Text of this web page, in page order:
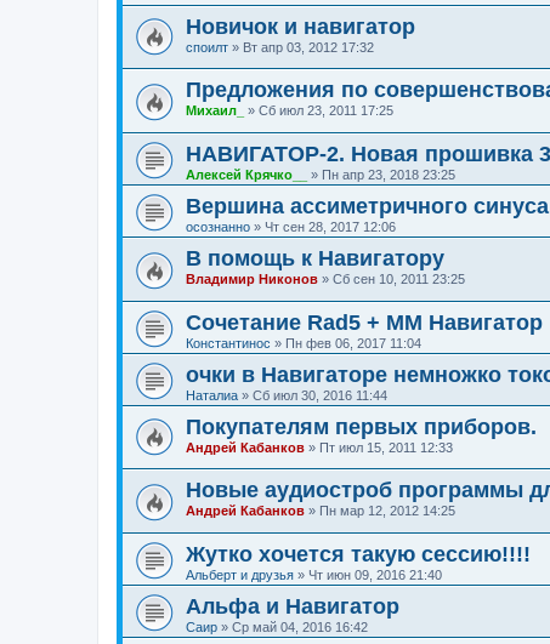
Новичок и навигатор
споилт » Вт апр 03, 2012 17:32
Предложения по
Михаил_ » Сб июл 23, 2011 17:25
НАВИГАТОР-2. Новая прошивка
Алексей Крячко__ » Пн апр 23, 2018 23:25
Вершина ассиметричного синуса
осознанно » Чт сен 28, 2017 12:06
В помощь к Навигатору
Владимир Никонов » Сб сен 10, 2011 23:25
Сочетание Rad5 + ММ Навигатор
Константинос » Пн фев 06, 2017 11:04
очки в Навигаторе немножко
Наталиа » Сб июл 30, 2016 11:44
Покупателям первых приборов.
Андрей Кабанков » Пт июл 15, 2011 12:33
Новые аудиостроб программы
Андрей Кабанков » Пн мар 12, 2012 14:25
Жутко хочется такую сессию!!!!
Альберт и друзья » Чт июн 09, 2016 21:40
Альфа и Навигатор
Саир » Ср май 04, 2016 16:42